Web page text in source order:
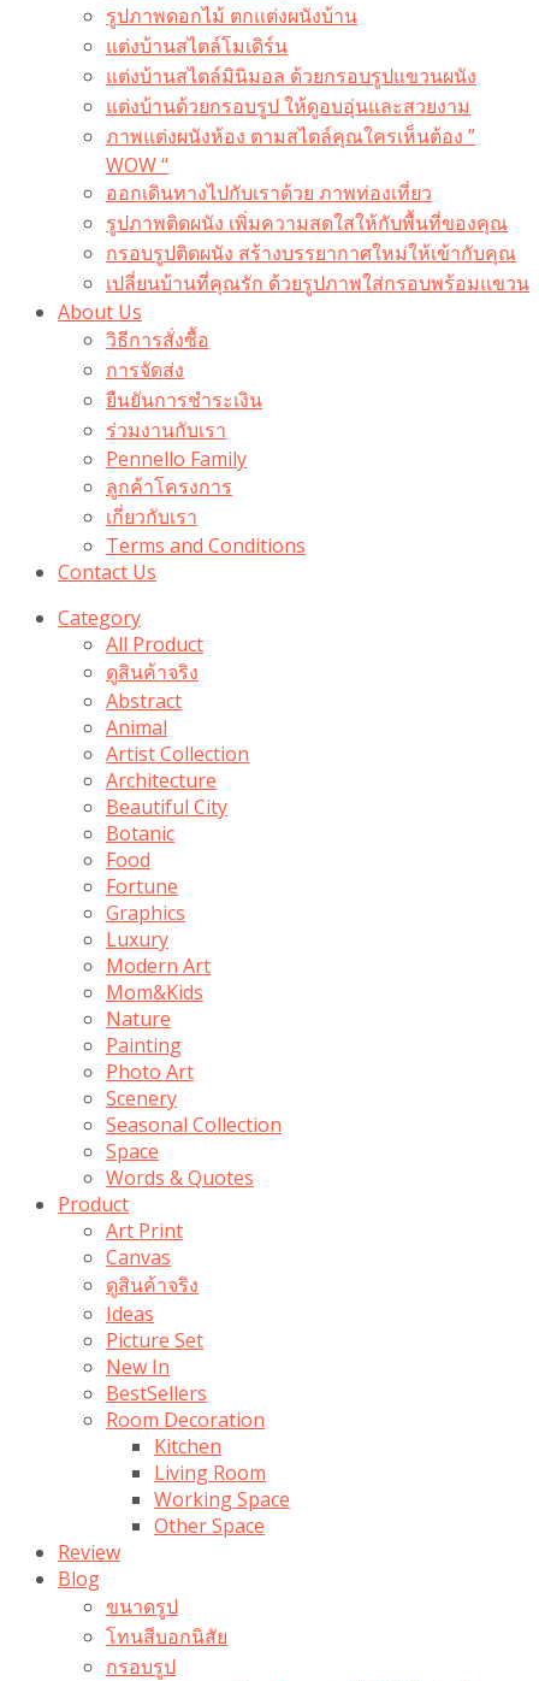
รูปภาพดอกไม้ ตกแต่งผนังบ้าน
แต่งบ้านสไตล์โมเดิร์น
แต่งบ้านสไตล์มินิมอล ด้วยกรอบรูปแขวนผนัง
แต่งบ้านด้วยกรอบรูป ให้ดูอบอุ่นและสวยงาม
ภาพแต่งผนังห้อง ตามสไตล์คุณใครเห็นต้อง ”
WOW “
ออกเดินทางไปกับเราด้วย ภาพท่องเที่ยว
รูปภาพติดผนัง เพิ่มความสดใสให้กับพื้นที่ของคุณ
กรอบรูปติดผนัง สร้างบรรยากาศใหม่ให้เข้ากับคุณ
เปลี่ยนบ้านที่คุณรัก ด้วยรูปภาพใส่กรอบพร้อมแขวน​
About Us
วิธีการสั่งซื้อ
การจัดส่ง
ยืนยันการชำระเงิน
ร่วมงานกับเรา
Pennello Family
ลูกค้าโครงการ
เกี่ยวกับเรา
Terms and Conditions
Contact Us
Category
All Product
ดูสินค้าจริง
Abstract
Animal
Artist Collection
Architecture
Beautiful City
Botanic
Food
Fortune
Graphics
Luxury
Modern Art
Mom&Kids
Nature
Painting
Photo Art
Scenery
Seasonal Collection
Space
Words & Quotes
Product
Art Print
Canvas
ดูสินค้าจริง
Ideas
Picture Set
New In
BestSellers
Room Decoration
Kitchen
Living Room
Working Space
Other Space
Review
Blog
ขนาดรูป
โทนสีบอกนิสัย
กรอบรูป